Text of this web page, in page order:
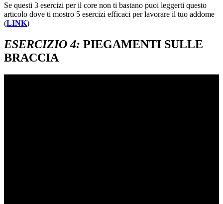
Se questi 3 esercizi per il core non ti bastano puoi leggerti questo
articolo dove ti mostro 5 esercizi efficaci per lavorare il tuo addome
(LINK)
ESERCIZIO 4: PIEGAMENTI SULLE
BRACCIA